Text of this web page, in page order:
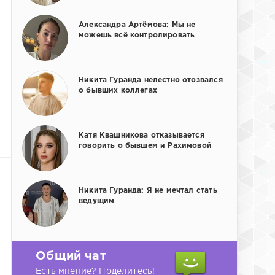
Александра Артёмова: Мы не
можешь всё контролировать
Никита Гуранда нелестно отозвался
о бывших коллегах
Катя Квашникова отказывается
говорить о бывшем и Рахимовой
Никита Гуранда: Я не мечтал стать
ведущим
Общий чат
Есть мнение? Поделитесь!